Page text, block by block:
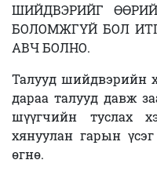
ШИЙДВЭРИЙГ
БОЛОМЖГҮЙ БОЛ
АВЧ БОЛНО.
Талууд шийдвэрийн
дараа талууд давж
шүүгчийн туслах
хянуулан гарын
өгнө.